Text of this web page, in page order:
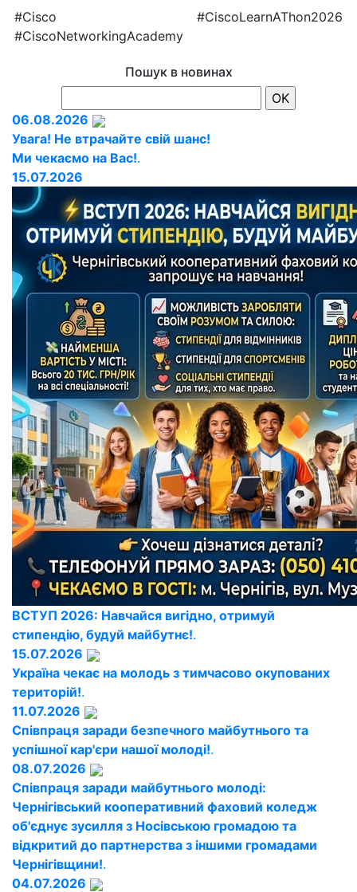
#Cisco #CiscoLearnAThon2026
#CiscoNetworkingAcademy
Пошук в новинах
06.08.2026
Увага! Не втрачайте свій шанс!
Ми чекаємо на Вас!.
15.07.2026
ВСТУП 2026: Навчайся вигідно, отримуй
стипендію, будуй майбутнє!.
15.07.2026
Україна чекає на молодь з тимчасово окупованих
територій!.
11.07.2026
Співпраця заради безпечного майбутнього та
успішної кар'єри нашої молоді!.
08.07.2026
Співпраця заради майбутнього молоді:
Чернігівський кооперативний фаховий коледж
об'єднує зусилля з Носівською громадою та
відкритий до партнерства з іншими громадами
Чернігівщини!.
04.07.2026